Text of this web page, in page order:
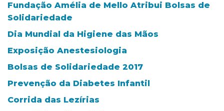
Fundação Amélia de Mello Atribui Bolsas de
Solidariedade
Dia Mundial da Higiene das Mãos
Exposição Anestesiologia
Bolsas de Solidariedade 2017
Prevenção da Diabetes Infantil
Corrida das Lezírias